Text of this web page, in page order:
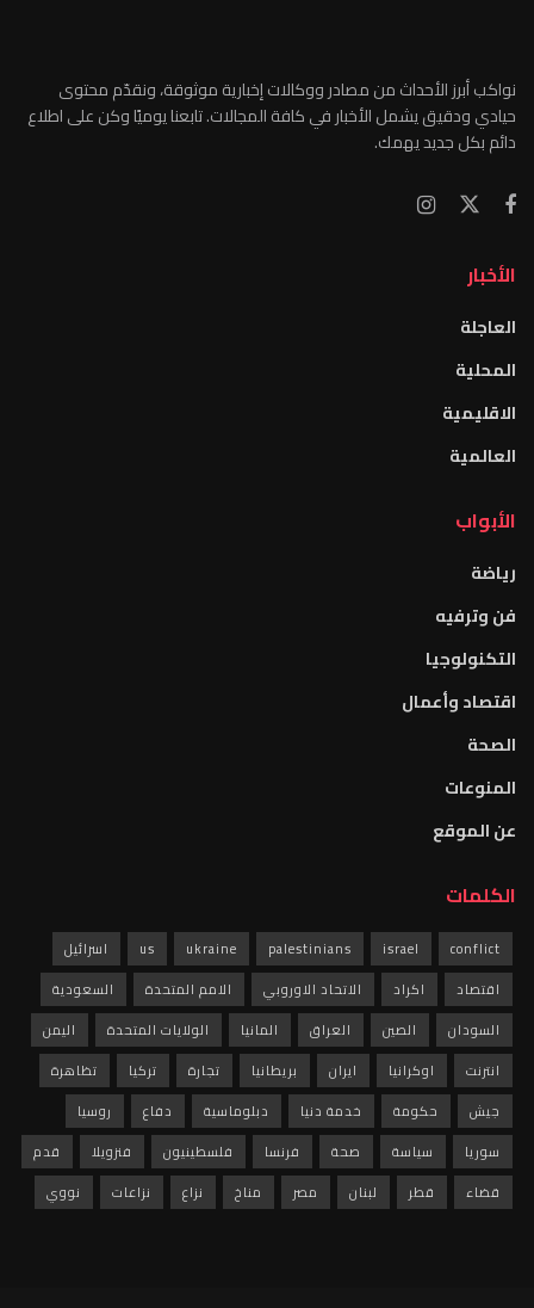
نواكب أبرز الأحداث من مصادر ووكالات إخبارية موثوقة، ونقدّم محتوى
حيادي ودقيق يشمل الأخبار في كافة المجالات. تابعنا يوميًا وكن على اطلاع
دائم بكل جديد يهمك.
الأخبار
العاجلة
المحلية
الاقليمية
العالمية
الأبواب
رياضة
فن وترفيه
التكنولوجيا
اقتصاد وأعمال
الصحة
المنوعات
عن الموقع
الكلمات
conflict
israel
palestinians
ukraine
us
اسرائيل
اقتصاد
اكراد الاتحاد الاوروبي الامم المتحدة
السعودية
السودان
الصين العراق المانيا الولايات المتحدة
اليمن
انترنت
اوكرانيا ايران بريطانيا تجارة تركيا
تظاهرة
جيش
حكومة خدمة دنيا دبلوماسية دفاع
روسيا
سوريا
سياسة صحة فرنسا فلسطينيون فنزويلا
قدم
قضاء
قطر لبنان مصر مناخ نزاع نزاعات نووي